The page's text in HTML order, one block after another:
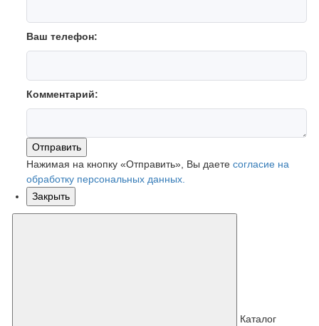
Ваш телефон:
Комментарий:
Отправить
Нажимая на кнопку «Отправить», Вы даете согласие на
обработку персональных данных.
Закрыть
Каталог